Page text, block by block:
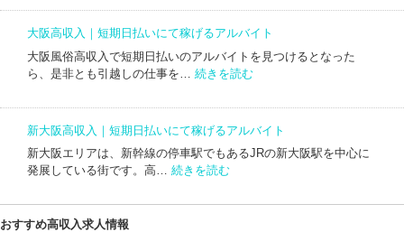
バ
イ
い
に
て
げ
る
ル
入
｜
短
期
日
に
て
る
西
高
入
｜
期
日
払
大阪高収入｜短期日払いにて稼げるアルバイト
大阪風俗高収入で短期日払いのアルバイトを見つけるとなった
ら、是非とも引越しの仕事を… 続きを読む:
阪
高
入
期
新大阪高収入｜短期日払いにて稼げるアルバイト
新大阪エリアは、新幹線の停車駅でもあるJRの新大阪駅を中心に
発展している街です。高… 続きを読む:
大
おすすめ高収入求人情報